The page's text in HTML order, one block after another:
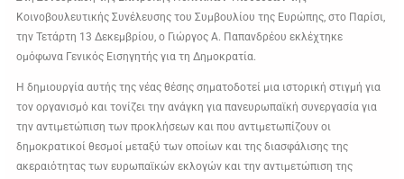
Κοινοβουλευτικής Συνέλευσης του Συμβουλίου της Ευρώπης, στο Παρίσι,
την Τετάρτη 13 Δεκεμβρίου, ο Γιώργος Α. Παπανδρέου εκλέχτηκε
ομόφωνα Γενικός Εισηγητής για τη Δημοκρατία.
Η δημιουργία αυτής της νέας θέσης σηματοδοτεί μια ιστορική στιγμή για
τον οργανισμό και τονίζει την ανάγκη για πανευρωπαϊκή συνεργασία για
την αντιμετώπιση των προκλήσεων και που αντιμετωπίζουν οι
δημοκρατικοί θεσμοί μεταξύ των οποίων και της διασφάλισης της
ακεραιότητας των ευρωπαϊκών εκλογών και την αντιμετώπιση της